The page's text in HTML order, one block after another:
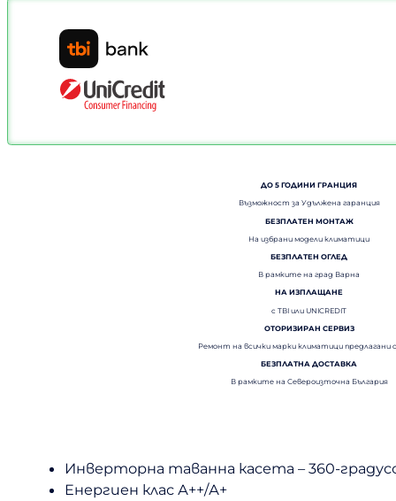
ДО 5 ГОДИНИ ГРАНЦИЯ
Възможност за Удължена гаранция
БЕЗПЛАТЕН МОНТАЖ
На избрани модели климатици
БЕЗПЛАТЕН ОГЛЕД
В рамките на град Варна
НА ИЗПЛАЩАНЕ
с TBI или UNICREDIT
ОТОРИЗИРАН СЕРВИЗ
Ремонт на всички марки климатици предлагани
БЕЗПЛАТНА ДОСТАВКА
В рамките на Североизточна България
Инверторна таванна касета – 360-
Eнергиен клас А++/А+